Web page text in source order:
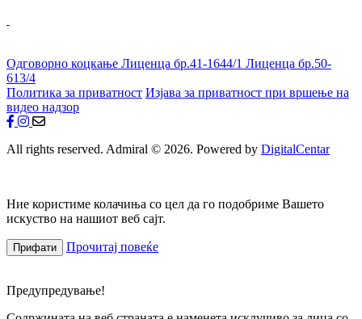
Одговорно коцкање Лиценца бр.41-1644/1 Лиценца бр.50-
613/4
Политика за приватност Изјава за приватност при вршење на
видео надзор
All rights reserved. Admiral © 2026. Powered by DigitalCentar
Ние користиме колачиња со цел да го подобриме Вашето
искуство на нашиот веб сајт.
Прифати Прочитај повеќе
Предупредување!